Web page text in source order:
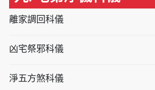
離家調回科儀
凶宅祭邪科儀
淨五方煞科儀